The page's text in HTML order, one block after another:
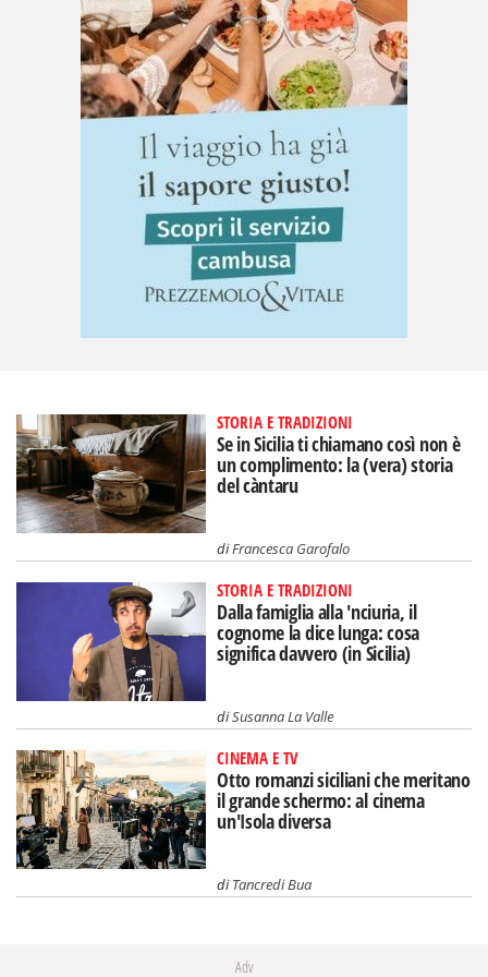
STORIA E TRADIZIONI
Se in Sicilia ti chiamano così non è
un complimento: la (vera) storia
del càntaru
diFrancesca Garofalo
STORIA E TRADIZIONI
Dalla famiglia alla 'nciuria, il
cognome la dice lunga: cosa
significa davvero (in Sicilia)
diSusanna La Valle
CINEMA E TV
Otto romanzi siciliani che meritano
il grande schermo: al cinema
un'Isola diversa
diTancredi Bua
Adv